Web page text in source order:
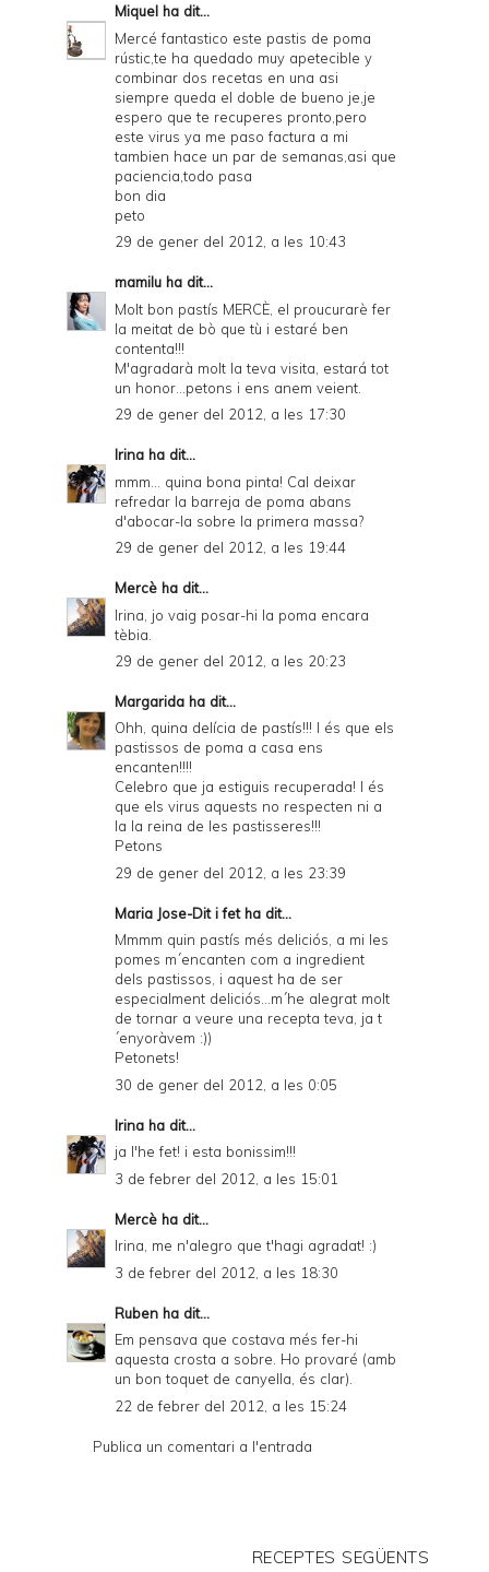
Miquel ha dit...
Mercé fantastico este pastis de poma
rústic,te ha quedado muy apetecible y
combinar dos recetas en una asi
siempre queda el doble de bueno je,je
espero que te recuperes pronto,pero
este virus ya me paso factura a mi
tambien hace un par de semanas,asi que
paciencia,todo pasa
bon dia
peto
29 de gener del 2012, a les 10:43
mamilu ha dit...
Molt bon pastís MERCÈ, el proucurarè fer
la meitat de bò que tù i estaré ben
contenta!!!
M'agradarà molt la teva visita, estará tot
un honor...petons i ens anem veient.
29 de gener del 2012, a les 17:30
Irina ha dit...
mmm... quina bona pinta! Cal deixar
refredar la barreja de poma abans
d'abocar-la sobre la primera massa?
29 de gener del 2012, a les 19:44
Mercè ha dit...
Irina, jo vaig posar-hi la poma encara
tèbia.
29 de gener del 2012, a les 20:23
Margarida ha dit...
Ohh, quina delícia de pastís!!! I és que els
pastissos de poma a casa ens
encanten!!!!
Celebro que ja estiguis recuperada! I és
que els virus aquests no respecten ni a
la la reina de les pastisseres!!!
Petons
29 de gener del 2012, a les 23:39
Maria Jose-Dit i fetha dit...
Mmmm quin pastís més deliciós, a mi les
pomes m´encanten com a ingredient
dels pastissos, i aquest ha de ser
especialment deliciós...m´he alegrat molt
de tornar a veure una recepta teva, ja t
´enyoràvem :))
Petonets!
30 de gener del 2012, a les 0:05
Irina ha dit...
ja l'he fet! i esta bonissim!!!
3 de febrer del 2012, a les 15:01
Mercè ha dit...
Irina, me n'alegro que t'hagi agradat! :)
3 de febrer del 2012, a les 18:30
Ruben ha dit...
Em pensava que costava més fer-hi
aquesta crosta a sobre. Ho provaré (amb
un bon toquet de canyella, és clar).
22 de febrer del 2012, a les 15:24
Publica un comentari a l'entrada
RECEPTES SEGÜENTS